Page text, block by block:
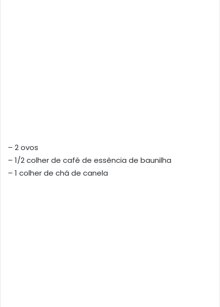
– 2 ovos
– 1/2 colher de café de essência de baunilha
– 1 colher de chá de canela